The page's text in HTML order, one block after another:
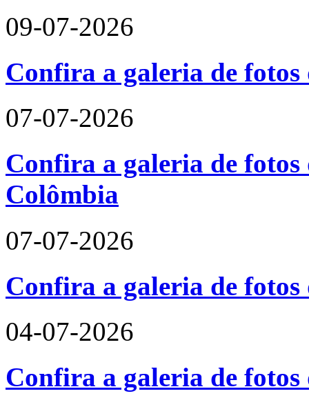
09-07-2026
Confira a galeria de
07-07-2026
Confira a galeria de fotos
Colômbia
07-07-2026
Confira a galeria de
04-07-2026
Confira a galeria de